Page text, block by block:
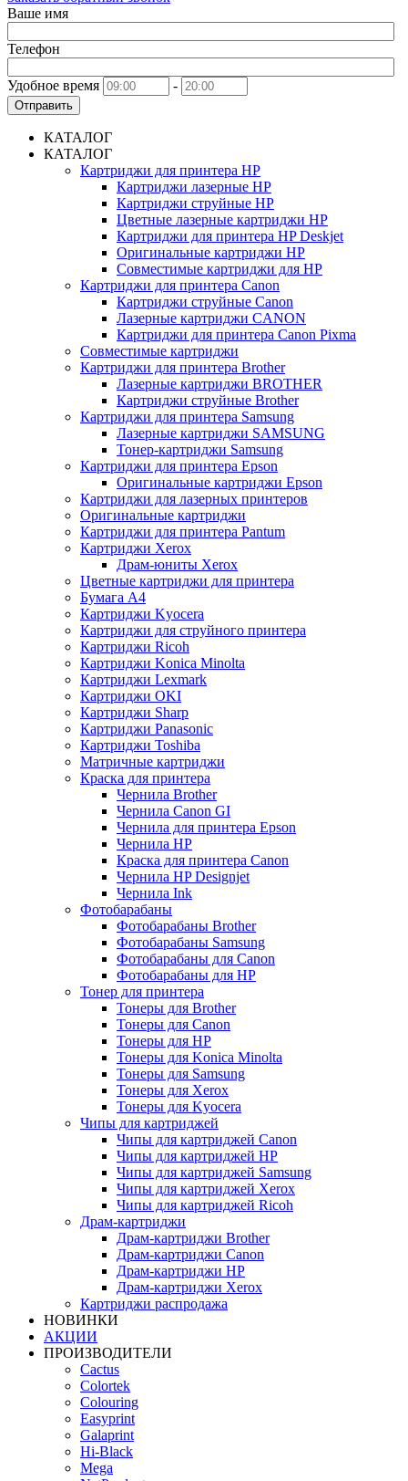
Ваше имя
Телефон
Удобное время -
Отправить
КАТАЛОГ
КАТАЛОГ
Картриджи для принтера HP
Картриджи лазерные HP
Картриджи струйные HP
Цветные лазерные картриджи HP
Картриджи для принтера HP Deskjet
Оригинальные картриджи HP
Совместимые картриджи для HP
Картриджи для принтера Canon
Картриджи струйные Canon
Лазерные картриджи CANON
Картриджи для принтера Canon Pixma
Совместимые картриджи
Картриджи для принтера Brother
Лазерные картриджи BROTHER
Картриджи струйные Brother
Картриджи для принтера Samsung
Лазерные картриджи SAMSUNG
Тонер-картриджи Samsung
Картриджи для принтера Epson
Оригинальные картриджи Epson
Картриджи для лазерных принтеров
Оригинальные картриджи
Картриджи для принтера Pantum
Картриджи Xerox
Драм-юниты Xerox
Цветные картриджи для принтера
Бумага А4
Картриджи Kyocera
Картриджи для струйного принтера
Картриджи Ricoh
Картриджи Konica Minolta
Картриджи Lexmark
Картриджи OKI
Картриджи Sharp
Картриджи Panasonic
Картриджи Toshiba
Матричные картриджи
Краска для принтера
Чернила Brother
Чернила Canon GI
Чернила для принтера Epson
Чернила HP
Краска для принтера Canon
Чернила HP Designjet
Чернила Ink
Фотобарабаны
Фотобарабаны Brother
Фотобарабаны Samsung
Фотобарабаны для Canon
Фотобарабаны для HP
Тонер для принтера
Тонеры для Brother
Тонеры для Canon
Тонеры для HP
Тонеры для Konica Minolta
Тонеры для Samsung
Тонеры для Xerox
Тонеры для Kyocera
Чипы для картриджей
Чипы для картриджей Canon
Чипы для картриджей HP
Чипы для картриджей Samsung
Чипы для картриджей Xerox
Чипы для картриджей Ricoh
Драм-картриджи
Драм-картриджи Brother
Драм-картриджи Canon
Драм-картриджи HP
Драм-картриджи Xerox
Картриджи распродажа
НОВИНКИ
АКЦИИ
ПРОИЗВОДИТЕЛИ
Cactus
Colortek
Colouring
Easyprint
Galaprint
Hi-Black
Mega